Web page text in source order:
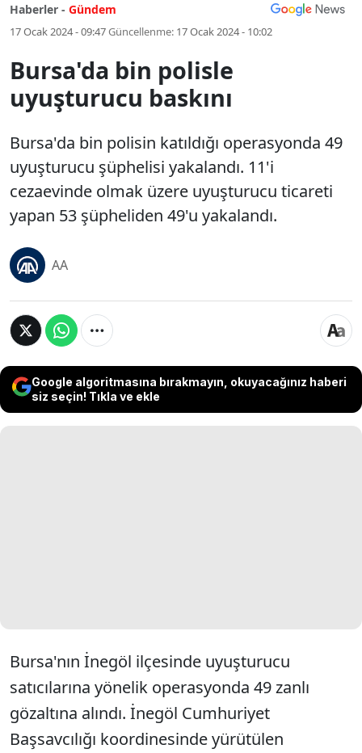
Haberler - Gündem
17 Ocak 2024 - 09:47Güncellenme: 17 Ocak 2024 - 10:02
Bursa'da bin polisle
uyuşturucu baskını
Bursa'da bin polisin katıldığı operasyonda 49
uyuşturucu şüphelisi yakalandı. 11'i
cezaevinde olmak üzere uyuşturucu ticareti
yapan 53 şüpheliden 49'u yakalandı.
AA
Google algoritmasına bırakmayın, okuyacağınız haberi
siz seçin! Tıkla ve ekle
Bursa'nın İnegöl ilçesinde uyuşturucu
satıcılarına yönelik operasyonda 49 zanlı
gözaltına alındı. İnegöl Cumhuriyet
Başsavcılığı koordinesinde yürütülen